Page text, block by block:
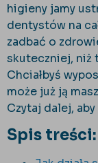
higieny jamy
dentystów na
zadbać o
skuteczniej, niż
Chciałbyś
może już ją
Czytaj dalej,
Spis treści: